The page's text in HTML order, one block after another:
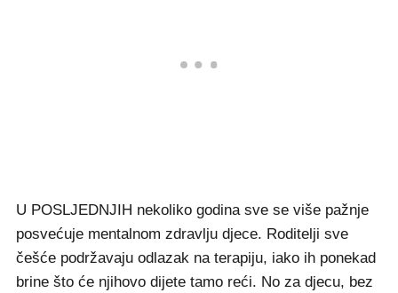
U POSLJEDNJIH nekoliko godina sve se više pažnje
posvećuje mentalnom zdravlju djece. Roditelji sve
češće podržavaju odlazak na terapiju, iako ih ponekad
brine što će njihovo dijete tamo reći. No za djecu, bez